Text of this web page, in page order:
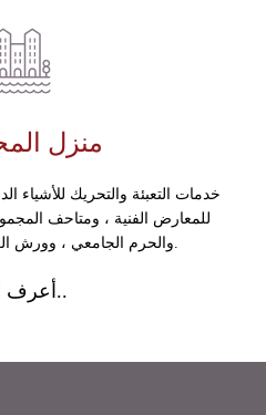
منزل
خدمات التعبئة والتحريك للأشياء
للمعارض الفنية ، ومتاحف
والحرم الجامعي ، وورش العمل ، ووحدات التصنيع.
أعرف أكثر..